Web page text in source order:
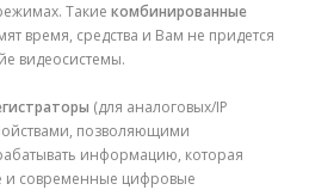
Такие комбинированные
время, средства и Вам не придется
видеосистемы.
(для аналоговых/IP
позволяющими
информацию, которая
и современные цифровые